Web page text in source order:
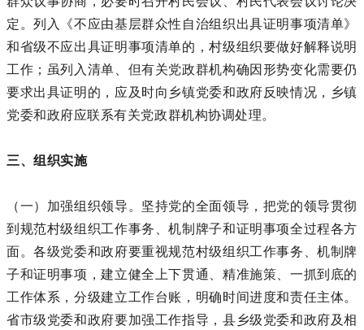
定。列入《不应由基层群众性自治组织出具证明事项清单》
和省级不应出具证明事项清单的，村级组织要做好解释说明
工作；虽列入清单、但有关党政群机构确因形势变化需要仍
要求出具证明的，应及时向乡镇党委和政府反映情况，乡镇
党委和政府应联系有关党政群机构协调处理。
三、组织实施
（一）加强组织领导。坚持党的全面领导，把党的领导贯彻
到规范村级组织工作事务、机制牌子和证明事项全过程各方
面。各级党委和政府要重视规范村级组织工作事务、机制牌
子和证明事项，建立健全上下贯通、精准施策、一抓到底的
工作体系，分级建立工作台账，明确时间进度和责任主体。
省市级党委和政府要加强工作指导，县乡级党委和政府及相